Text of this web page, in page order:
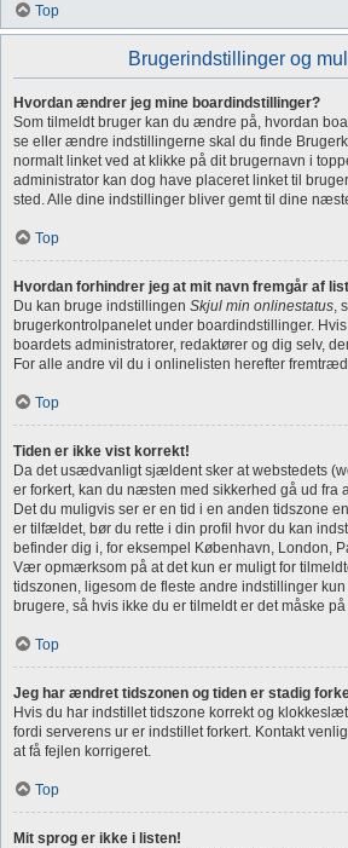
Top
Brugerindstillinger og
Hvordan ændrer jeg mine boardindstillinger?
Som tilmeldt bruger kan du ændre på, hvordan
se eller ændre indstillingerne skal du finde
normalt linket ved at klikke på dit brugernavn i
administrator kan dog have placeret linket til
sted. Alle dine indstillinger bliver gemt til dine
Top
Hvordan forhindrer jeg at mit navn fremgår af
Du kan bruge indstillingen Skjul min onlinestatus,
brugerkontrolpanelet under boardindstillinger.
boardets administratorer, redaktører og dig selv,
For alle andre vil du i onlinelisten herefter
Top
Tiden er ikke vist korrekt!
Da det usædvanligt sjældent sker at webstedets
er forkert, kan du næsten med sikkerhed gå ud fra
Det du muligvis ser er en tid i en anden tidszone
er tilfældet, bør du rette i din profil hvor du kan
befinder dig i, for eksempel København, London,
Vær opmærksom på at det kun er muligt for
tidszonen, ligesom de fleste andre indstillinger
brugere, så hvis ikke du er tilmeldt er det måske
Top
Jeg har ændret tidszonen og tiden er stadig
Hvis du har indstillet tidszone korrekt og
fordi serverens ur er indstillet forkert. Kontakt
at få fejlen korrigeret.
Top
Mit sprog er ikke i listen!